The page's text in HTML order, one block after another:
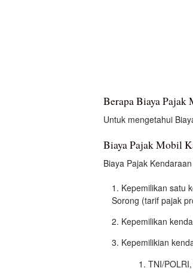
Berapa Biaya Pajak
Untuk mengetahui
Biaya Pajak Mobil
Biaya Pajak
Kepemilikan satu
Sorong (tarif pajak
Kepemilikan
Kepemilikian
TNI/